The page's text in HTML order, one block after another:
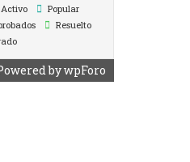
Activo
Popular
Resuelto